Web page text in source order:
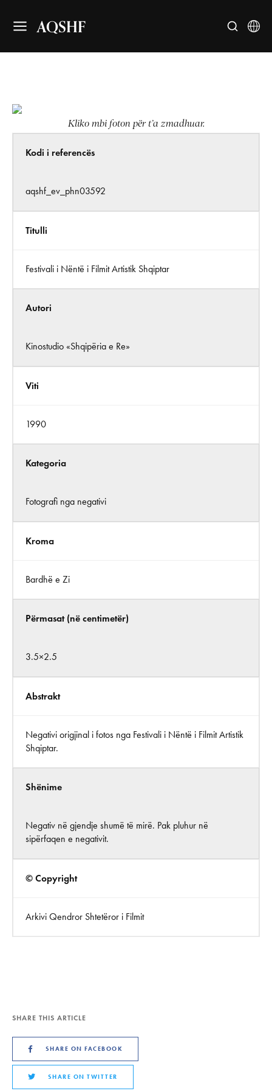
AQSHF
Kliko mbi foton për t’a zmadhuar.
Kodi i referencës
aqshf_ev_phn03592
Titulli
Festivali i Nëntë i Filmit Artistik Shqiptar
Autori
Kinostudio «Shqipëria e Re»
Viti
1990
Kategoria
Fotografi nga negativi
Kroma
Bardhë e Zi
Përmasat (në centimetër)
3.5×2.5
Abstrakt
Negativi origjinal i fotos nga Festivali i Nëntë i Filmit Artistik
Shqiptar.
Shënime
Negativ në gjendje shumë të mirë. Pak pluhur në
sipërfaqen e negativit.
© Copyright
Arkivi Qendror Shtetëror i Filmit
SHARE THIS ARTICLE
SHARE ON FACEBOOK
SHARE ON TWITTER